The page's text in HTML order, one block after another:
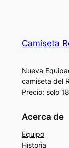
Camiseta
Nueva
camiseta del
Precio: solo
Acerca de
Equipo
Historia